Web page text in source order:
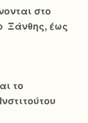
στο
Ξάνθης, έως
το